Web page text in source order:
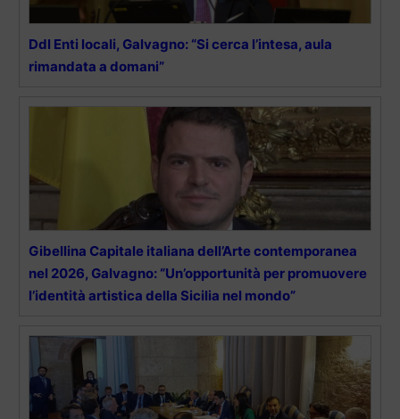
Ddl Enti locali, Galvagno: “Si cerca l’intesa, aula
rimandata a domani”
Gibellina Capitale italiana dell’Arte contemporanea
nel 2026, Galvagno: “Un’opportunità per promuovere
l’identità artistica della Sicilia nel mondo”